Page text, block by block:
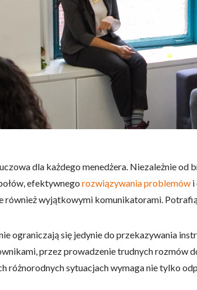
dla każdego menedżera. Niezależnie
efektywnego rozwiązywania problemów i
również wyjątkowymi komunikatorami.
ograniczają się jedynie do przekazywania
przez prowadzenie trudnych rozmów
różnorodnych sytuacjach wymaga nie tylko